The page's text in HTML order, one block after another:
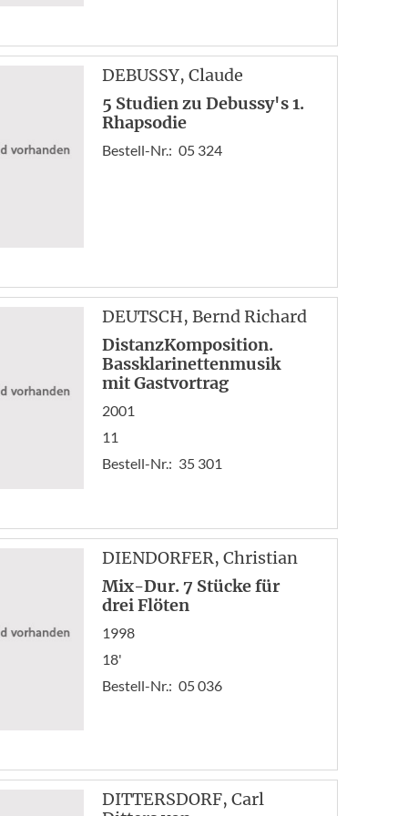
DEBUSSY, Claude
5 Studien zu Debussy's 1.
Rhapsodie
Bestell-Nr.: 05 324
DEUTSCH, Bernd Richard
DistanzKomposition.
Bassklarinettenmusik
mit Gastvortrag
2001
11
Bestell-Nr.: 35 301
DIENDORFER, Christian
Mix-Dur. 7 Stücke für
drei Flöten
1998
18'
Bestell-Nr.: 05 036
DITTERSDORF, Carl